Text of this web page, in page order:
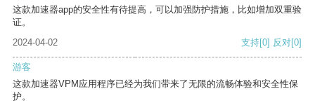
这款加速器app的安全性有待提高，可以加强防护措施，比如增加双重验
证。
2024-04-02
支持[0] 反对[0]
游客
这款加速器VPM应用程序已经为我们带来了无限的流畅体验和安全性保
护。